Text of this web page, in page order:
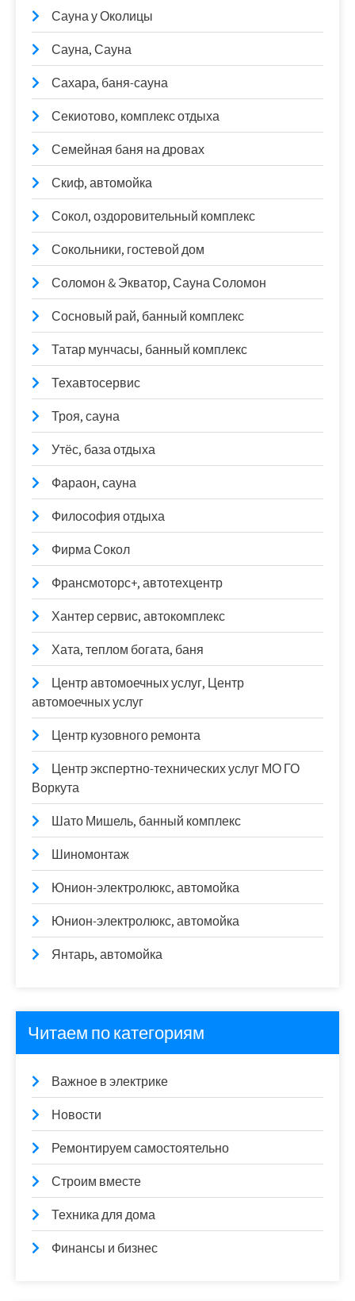
Сауна у Околицы
Сауна, Сауна
Сахара, баня-сауна
Секиотово, комплекс отдыха
Семейная баня на дровах
Скиф, автомойка
Сокол, оздоровительный комплекс
Сокольники, гостевой дом
Соломон & Экватор, Сауна Соломон
Сосновый рай, банный комплекс
Татар мунчасы, банный комплекс
Техавтосервис
Троя, сауна
Утёс, база отдыха
Фараон, сауна
Философия отдыха
Фирма Сокол
Франсмоторс+, автотехцентр
Хантер сервис, автокомплекс
Хата, теплом богата, баня
Центр автомоечных услуг, Центр
автомоечных услуг
Центр кузовного ремонта
Центр экспертно-технических услуг МО ГО
Воркута
Шато Мишель, банный комплекс
Шиномонтаж
Юнион-электролюкс, автомойка
Юнион-электролюкс, автомойка
Янтарь, автомойка
Читаем по категориям
Важное в электрике
Новости
Ремонтируем самостоятельно
Строим вместе
Техника для дома
Финансы и бизнес